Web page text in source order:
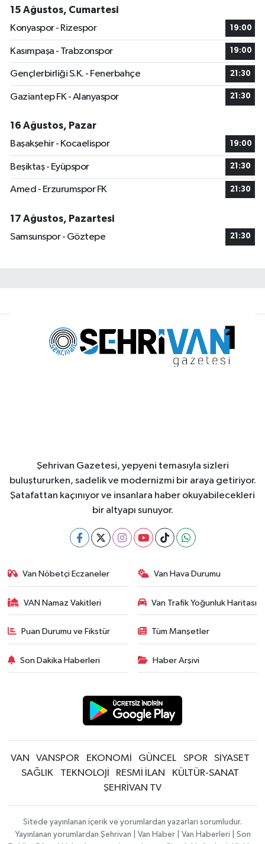
15 Ağustos, Cumartesi
Konyaspor - Rizespor
19:00
Kasımpaşa - Trabzonspor 19:00
Gençlerbirliği S.K. - Fenerbahçe 21:30
Gaziantep FK - Alanyaspor 21:30
16 Ağustos, Pazar
Başakşehir - Kocaelispor
19:00
Beşiktaş - Eyüpspor 21:30
Amed - Erzurumspor FK 21:30
17 Ağustos, Pazartesi
Samsunspor - Göztepe
21:30
Şehrivan Gazetesi, yepyeni temasıyla sizleri
buluştururken, sadelik ve modernizmi bir araya getiriyor.
Şatafattan kaçınıyor ve insanlara haber okuyabilecekleri
bir altyapı sunuyor.
Van Nöbetçi Eczaneler Van Hava Durumu
VAN Namaz Vakitleri Van Trafik Yoğunluk Haritası
Puan Durumu ve Fikstür Tüm Manşetler
Son Dakika Haberleri Haber Arşivi
VAN VANSPOR EKONOMİ GÜNCEL SPOR
SİYASET
SAĞLIK
TEKNOLOJİ RESMİ İLAN
KÜLTÜR-SANAT
ŞEHRİVAN TV
Sitede yayınlanan içerik ve yorumlardan yazarları sorumludur.
Yayınlanan yorumlardan Şehrivan | Van Haber | Van Haberleri | Son